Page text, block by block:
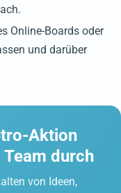
Online-Boards oder
und darüber
Aktion
durch
von Ideen,